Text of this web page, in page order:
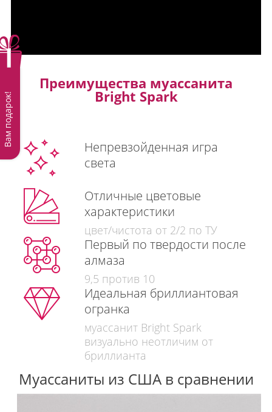
Преимущества муассанита
Bright Spark
Непревзойденная игра
света
Отличные цветовые
характеристики
цвет/чистота от 2/2 по ТУ
Первый по твердости после
алмаза
9,5 против 10
Идеальная бриллиантовая
огранка
муассанит Bright Spark
визуально неотличим от
бриллианта
Муассаниты из США в сравнении
Вам подарок!